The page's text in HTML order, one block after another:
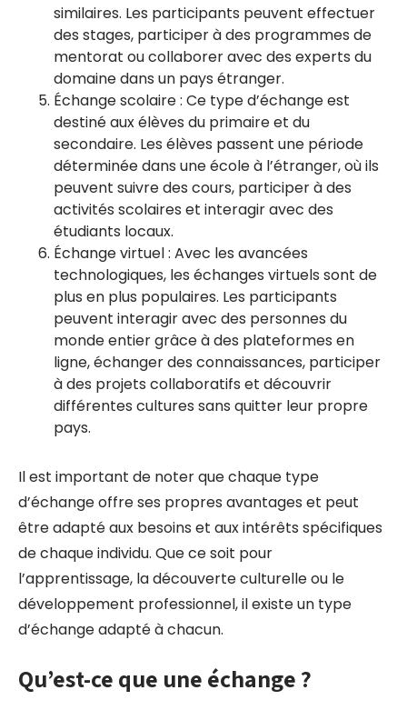
similaires. Les participants peuvent effectuer
des stages, participer à des programmes de
mentorat ou collaborer avec des experts du
domaine dans un pays étranger.
Échange scolaire : Ce type d’échange est
destiné aux élèves du primaire et du
secondaire. Les élèves passent une période
déterminée dans une école à l’étranger, où ils
peuvent suivre des cours, participer à des
activités scolaires et interagir avec des
étudiants locaux.
Échange virtuel : Avec les avancées
technologiques, les échanges virtuels sont de
plus en plus populaires. Les participants
peuvent interagir avec des personnes du
monde entier grâce à des plateformes en
ligne, échanger des connaissances, participer
à des projets collaboratifs et découvrir
différentes cultures sans quitter leur propre
pays.
Il est important de noter que chaque type
d’échange offre ses propres avantages et peut
être adapté aux besoins et aux intérêts spécifiques
de chaque individu. Que ce soit pour
l’apprentissage, la découverte culturelle ou le
développement professionnel, il existe un type
d’échange adapté à chacun.
Qu’est-ce que une échange ?